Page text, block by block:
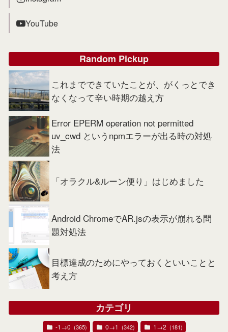
YouTube
Random Pickup
これまでできていたことが、がくっとでき
なくなって辛い時期の越え方
Error EPERM operation not permitted
uv_cwd というnpmエラーが出る時の対処
法
「オラクル&ルーン便り」はじめました
Android ChromeでAR.jsの表示が崩れる問
題対処法
目標達成のためにやっておくといいことと
考え方
カテゴリ
-1→0 (365) 0→1 (342) 1→2 (181)